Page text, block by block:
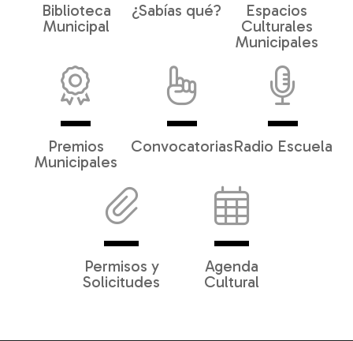
Biblioteca
Municipal
¿Sabías qué?
Espacios
Culturales
Municipales
Premios
Municipales
ConvocatoriasRadio Escuela
Permisos y
Solicitudes
Agenda
Cultural